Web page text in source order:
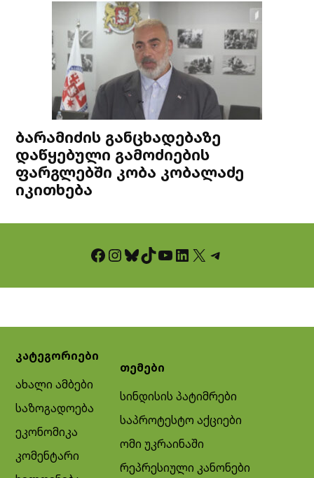
ბარამიძის განცხადებაზე
დაწყებული გამოძიების
ფარგლებში კობა კობალაძე
იკითხება
Facebook InstagramBluesky TikTok YouTube LinkedIn X Telegram
კატეგორიები
ახალი ამბები
საზოგადოება
ეკონომიკა
კომენტარი
თემები
სინდისის პატიმრები
საპროტესტო აქციები
ომი უკრაინაში
რეპრესიული კანონები